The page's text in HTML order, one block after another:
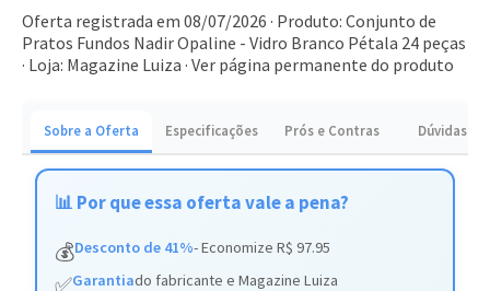
Oferta registrada em 08/07/2026 · Produto: Conjunto de
Pratos Fundos Nadir Opaline - Vidro Branco Pétala 24 peças
· Loja: Magazine Luiza · Ver página permanente do produto
Sobre a Oferta Especificações Prós e Contras Dúvidas
📊 Por que essa oferta vale a pena?
💰Desconto de 41%- Economize R$ 97.95
✅Garantiado fabricante e Magazine Luiza